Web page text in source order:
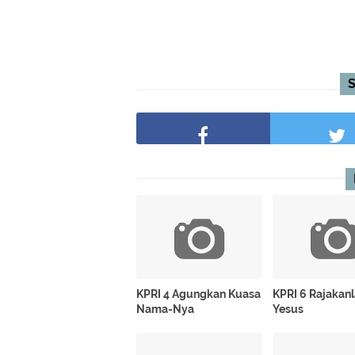
KPRI 4 Agungkan Kuasa
Nama-Nya
KPRI 6
Yesus